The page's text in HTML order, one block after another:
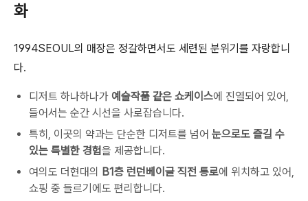
화
1994SEOUL의 매장은 정갈하면서도 세련된 분위기를 자랑합니
다.
디저트 하나하나가 예술작품 같은 쇼케이스에 진열되어 있어,
들어서는 순간 시선을 사로잡습니다.
특히, 이곳의 약과는 단순한 디저트를 넘어 눈으로도 즐길 수
있는 특별한 경험을 제공합니다.
여의도 더현대의
B1층 런던베이글 직전 통로에 위치하고 있어,
쇼핑 중 들르기에도 편리합니다.